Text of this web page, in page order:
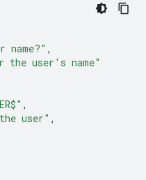
name?" ,
the user's name"
,
user" ,